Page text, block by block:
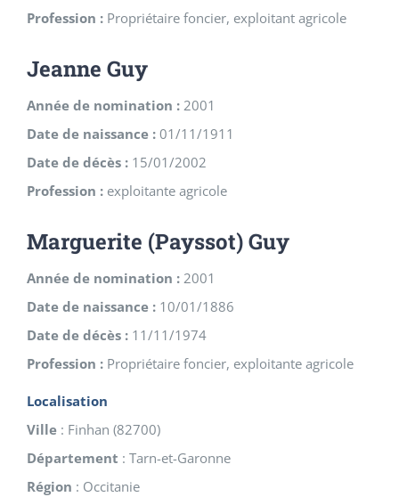
Profession : Propriétaire foncier, exploitant agricole
Jeanne Guy
Année de nomination : 2001
Date de naissance : 01/11/1911
Date de décès : 15/01/2002
Profession : exploitante agricole
Marguerite (Payssot) Guy
Année de nomination : 2001
Date de naissance : 10/01/1886
Date de décès : 11/11/1974
Profession : Propriétaire foncier, exploitante agricole
Localisation
Ville : Finhan (82700)
Département : Tarn-et-Garonne
Région : Occitanie